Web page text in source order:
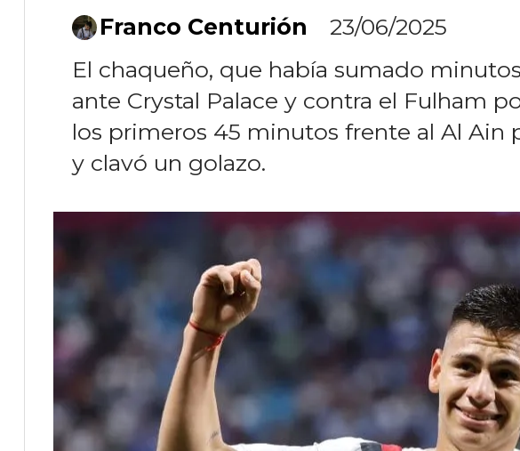
El chaqueño, que había sumado
ante Crystal Palace y contra el Fulham
los primeros 45 minutos frente al Al Ain
y clavó un golazo.
23/06/2025
Franco Centurión